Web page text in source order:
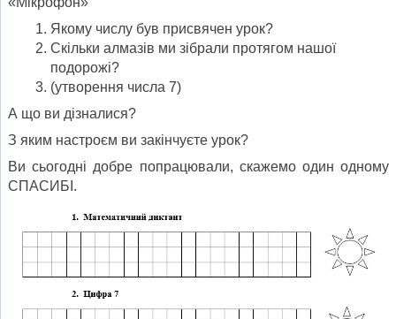
Якому числу був присвячен урок?
Скільки алмазів ми зібрали протягом нашої
подорожі?
(утворення числа 7)
А що ви дізналися?
З яким настроєм ви закінчуєте урок?
Ви сьогодні добре попрацювали, скажемо один одному
СПАСИБІ.